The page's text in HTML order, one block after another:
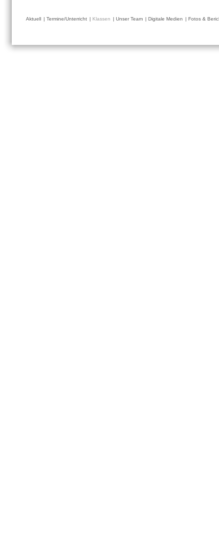
Aktuell | Termine/Unterricht | Klassen | Unser Team | Digitale Medien | Fotos &